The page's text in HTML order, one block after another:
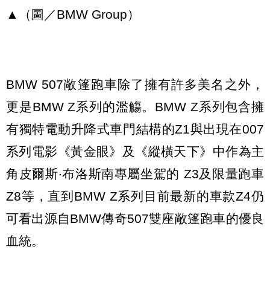
▲（圖／BMW Group）
BMW 507敞篷跑車除了擁有許多美名之外，
更是BMW Z系列的濫觴。BMW Z系列包含擁
有獨特電動升降式車門結構的Z1與出現在007
系列電影《黃金眼》及《縱橫天下》中作為主
角皮爾斯‧布洛斯南專屬坐駕的 Z3及限量跑車
Z8等，直到BMW Z系列目前最新的車款Z4仍
可看出源自BMW傳奇507雙座敞篷跑車的優良
血統。